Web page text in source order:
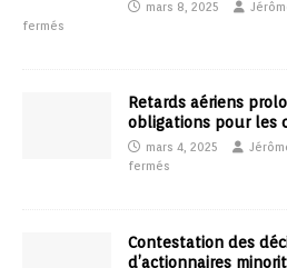
mars 8, 2025
fermés
Retards aériens
obligations pour les
mars 4, 2025
fermés
Contestation des
d’actionnaires